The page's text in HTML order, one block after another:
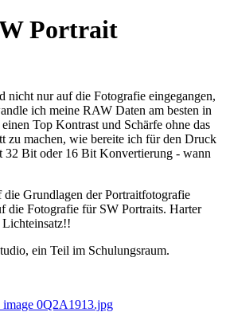
Portrait
nicht nur auf die Fotografie eingegangen,
ich meine RAW Daten am besten in
Top Kontrast und Schärfe ohne das
zu machen, wie bereite ich für den Druck
32 Bit oder 16 Bit Konvertierung - wann
Grundlagen der Portraitfotografie
die Fotografie für SW Portraits. Harter
ein Teil im Schulungsraum.